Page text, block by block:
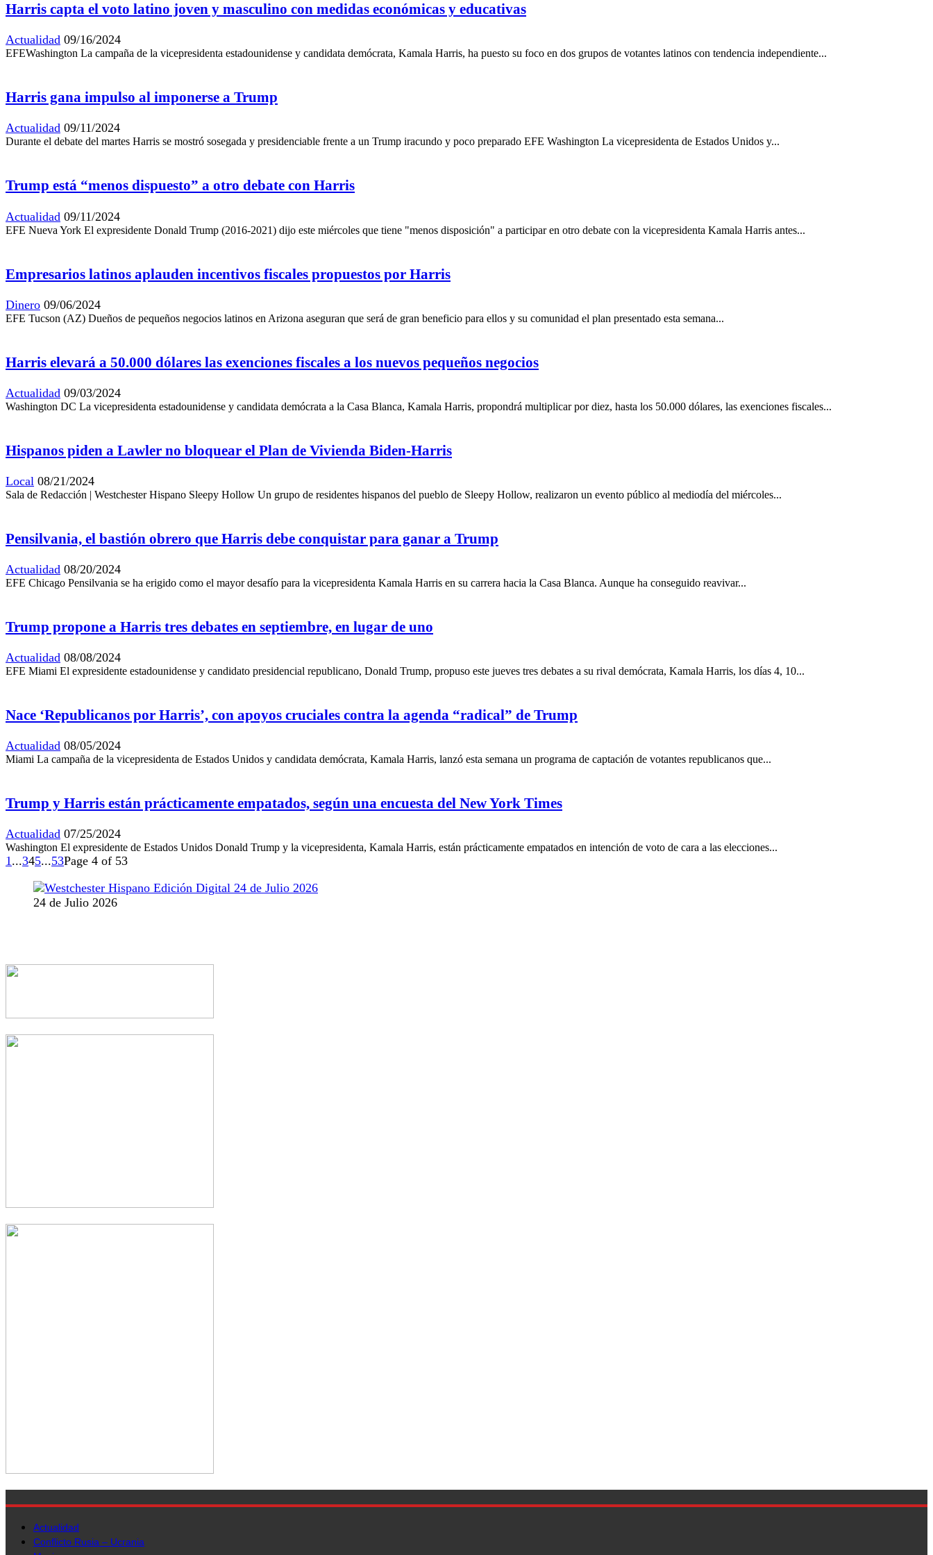
Harris capta el voto latino joven y masculino con medidas económicas y educativas
Actualidad 09/16/2024
EFEWashington La campaña de la vicepresidenta estadounidense y candidata demócrata, Kamala Harris, ha puesto su foco en dos grupos de votantes latinos con tendencia independiente...
Harris gana impulso al imponerse a Trump
Actualidad 09/11/2024
Durante el debate del martes Harris se mostró sosegada y presidenciable frente a un Trump iracundo y poco preparado EFE Washington La vicepresidenta de Estados Unidos y...
Trump está “menos dispuesto” a otro debate con Harris
Actualidad 09/11/2024
EFE Nueva York El expresidente Donald Trump (2016-2021) dijo este miércoles que tiene "menos disposición" a participar en otro debate con la vicepresidenta Kamala Harris antes...
Empresarios latinos aplauden incentivos fiscales propuestos por Harris
Dinero 09/06/2024
EFE Tucson (AZ) Dueños de pequeños negocios latinos en Arizona aseguran que será de gran beneficio para ellos y su comunidad el plan presentado esta semana...
Harris elevará a 50.000 dólares las exenciones fiscales a los nuevos pequeños negocios
Actualidad 09/03/2024
Washington DC La vicepresidenta estadounidense y candidata demócrata a la Casa Blanca, Kamala Harris, propondrá multiplicar por diez, hasta los 50.000 dólares, las exenciones fiscales...
Hispanos piden a Lawler no bloquear el Plan de Vivienda Biden-Harris
Local 08/21/2024
Sala de Redacción | Westchester Hispano Sleepy Hollow Un grupo de residentes hispanos del pueblo de Sleepy Hollow, realizaron un evento público al mediodía del miércoles...
Pensilvania, el bastión obrero que Harris debe conquistar para ganar a Trump
Actualidad 08/20/2024
EFE Chicago Pensilvania se ha erigido como el mayor desafío para la vicepresidenta Kamala Harris en su carrera hacia la Casa Blanca. Aunque ha conseguido reavivar...
Trump propone a Harris tres debates en septiembre, en lugar de uno
Actualidad 08/08/2024
EFE Miami El expresidente estadounidense y candidato presidencial republicano, Donald Trump, propuso este jueves tres debates a su rival demócrata, Kamala Harris, los días 4, 10...
Nace ‘Republicanos por Harris’, con apoyos cruciales contra la agenda “radical” de Trump
Actualidad 08/05/2024
Miami La campaña de la vicepresidenta de Estados Unidos y candidata demócrata, Kamala Harris, lanzó esta semana un programa de captación de votantes republicanos que...
Trump y Harris están prácticamente empatados, según una encuesta del New York Times
Actualidad 07/25/2024
Washington El expresidente de Estados Unidos Donald Trump y la vicepresidenta, Kamala Harris, están prácticamente empatados en intención de voto de cara a las elecciones...
1...345...53Page 4 of 53
24 de Julio 2026
Actualidad
Conflicto Rusia – Ucrania